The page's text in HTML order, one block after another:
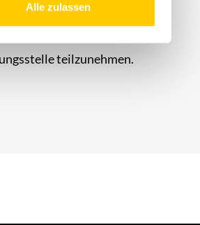
Alle zulassen
teilzunehmen.